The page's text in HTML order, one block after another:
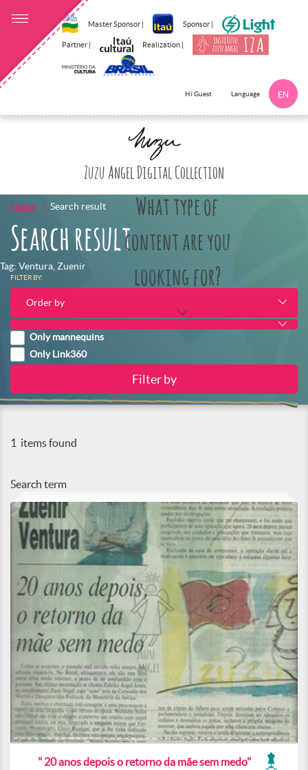
Master Sponsor | Sponsor |
Partner | Realization |
Hi Guest Language EN
Zuzu Angel Digital Collection
What type of
content are you
looking for?
Home Search result
Search result
Tag: Ventura, Zuenir
FILTER BY:
Order by
Only mannequins
Only Link360
1 items found
Search term
" 20 anos depois o retorno da mãe sem medo"